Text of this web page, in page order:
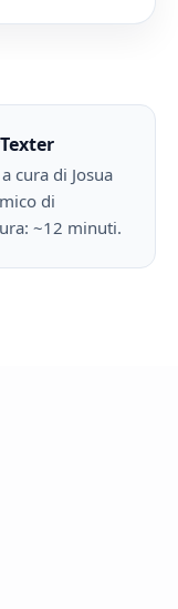
cura di Josua
di
~12 minuti.